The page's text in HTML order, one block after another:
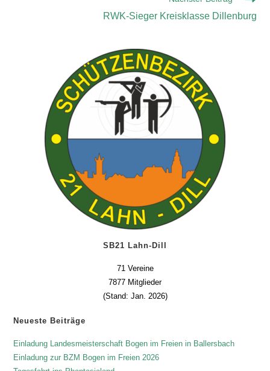
RWK-Sieger Kreisklasse Dillenburg
SB21 Lahn-Dill
71 Vereine
7877 Mitglieder
(Stand: Jan. 2026)
Neueste Beiträge
Einladung Landesmeisterschaft Bogen im Freien in Ballersbach
Einladung zur BZM Bogen im Freien 2026